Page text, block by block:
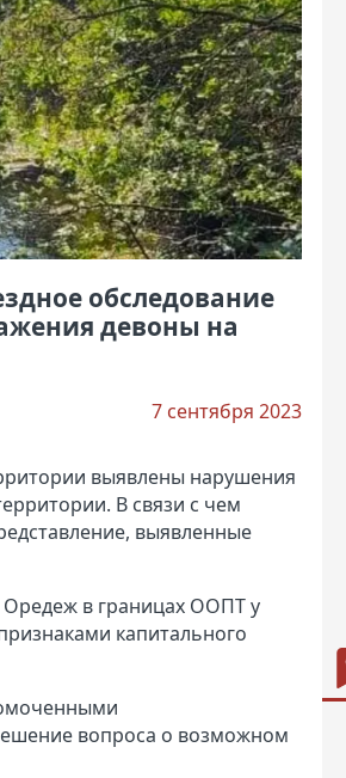
обследование
девоны на
7 сентября 2023
выявлены нарушения
В связи с чем
выявленные
Оредеж в границах ООПТ у
капитального
вопроса о возможном